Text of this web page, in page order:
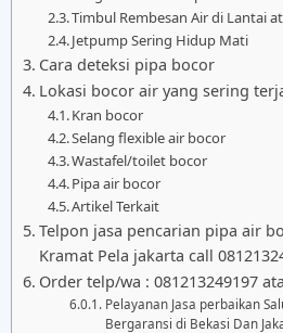
Timbul Rembesan Air di Lantai
Jetpump Sering Hidup Mati
Cara deteksi pipa bocor
Lokasi bocor air yang sering
Kran bocor
Selang flexible air bocor
Wastafel/toilet bocor
Pipa air bocor
Artikel Terkait
Telpon jasa pencarian pipa air
Kramat Pela jakarta call
Order telp/wa : 081213249197
Pelayanan Jasa perbaikan
Bergaransi di Bekasi Dan